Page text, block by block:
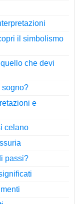
il simbolismo
che devi
sogno?
e
celano
passi?